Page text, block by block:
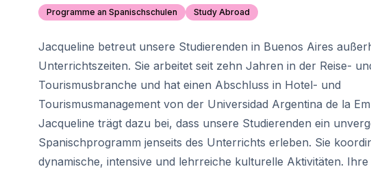
Madrid
Spanischschule Madrid
Gruppen-Spanischunterricht
Langzeitkurse
50+ Programm
Prüfungsvorbereitung DELE
Prüfungsvorbereitung SIELE
Privatunterricht
Málaga
Unsere Studienzentren
Partner
Arbeiten Sie mit uns zusammen
Programme an Spanischschulen Study Abroad
Jacqueline betreut unsere Studierenden in Buenos Aires
Unterrichtszeiten. Sie arbeitet seit zehn Jahren in der Reise-
Tourismusbranche und hat einen Abschluss in Hotel- und
Tourismusmanagement von der Universidad Argentina de la
Jacqueline trägt dazu bei, dass unsere Studierenden ein
Spanischprogramm jenseits des Unterrichts erleben. Sie
dynamische, intensive und lehrreiche kulturelle Aktivitäten. Ihre